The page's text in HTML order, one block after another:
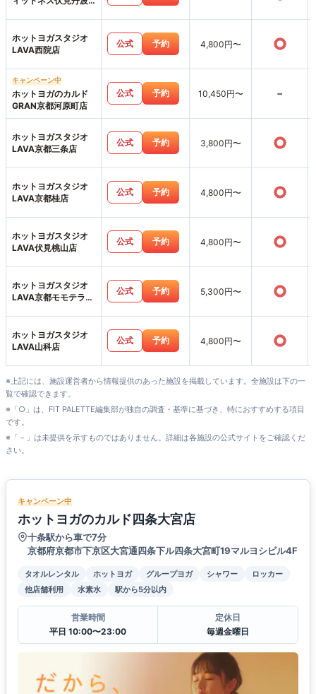
ホットヨガスタジオ
LAVA西院店
公式 予約 4,800円〜 ○
キャンペーン中
ホットヨガのカルド
GRAN京都河原町店
公式 予約 10,450円〜 -
ホットヨガスタジオ
LAVA京都三条店
公式 予約 3,800円〜 ○
ホットヨガスタジオ
LAVA京都桂店
公式 予約 4,800円〜 ○
ホットヨガスタジオ
LAVA伏見桃山店
公式 予約 4,800円〜 ○
ホットヨガスタジオ
LAVA京都モモテラス
公式 予約 5,300円〜 ○
ホットヨガスタジオ
LAVA山科店
公式 予約 4,800円〜 ○
※上記には、施設運営者から情報提供のあった施設を掲載しています。全施設は下の一
覧で確認できます。
※「○」は、FIT PALETTE編集部が独自の調査・基準に基づき、特におすすめする項目
です。
※「－」は未提供を示すものではありません。詳細は各施設の公式サイトをご確認くだ
さい。
キャンペーン中
ホットヨガのカルド四条大宮店
十条駅から車で7分
京都府京都市下京区大宮通四条下ル四条大宮町19マルヨシビル4F
タオルレンタル ホットヨガ グループヨガ シャワー
ロッカー
他店舗利用
水素水 駅から5分以内
営業時間
平日 10:00〜23:00
定休日
毎週金曜日